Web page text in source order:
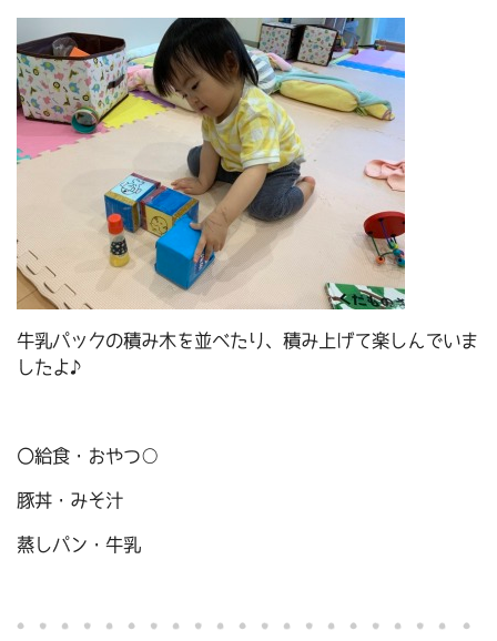
牛乳パックの積み木を並べたり、積み上げて楽しんでいま
したよ♪
〇給食・おやつ○
豚丼・みそ汁
蒸しパン・牛乳